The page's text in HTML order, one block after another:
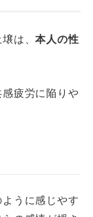
は、本人の性
疲労に陥りや
うに感じやす